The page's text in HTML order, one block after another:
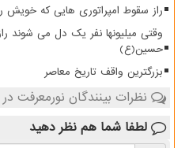
راز سقوط امپراتوری هایی که خویش
وقتی میلیونها نفر یک دل می شوند
حسین(ع)
بزرگترین واقف تاریخ معاصر
نظرات بینندگان نورمعرفت
لطفا شما هم نظر دهید